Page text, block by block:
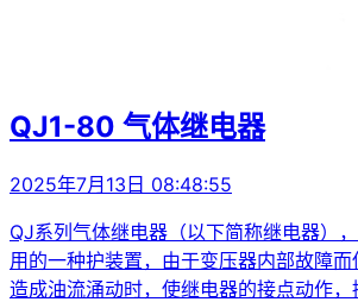
QJ1-80 气体继电器
2025年7月13日 08:48:55
QJ系列气体继电器（以下简称继电器）
用的一种护装置，由于变压器内部故障
造成油流涌动时，使继电器的接点动作